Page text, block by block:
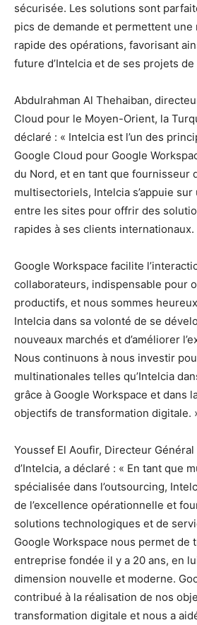
sécurisée. Les solutions sont
pics de demande et permettent une
rapide des opérations, favorisant
future d’Intelcia et de ses projets
Abdulrahman Al Thehaiban,
Cloud pour le Moyen-Orient, la
déclaré : « Intelcia est l’un des
Google Cloud pour Google
du Nord, et en tant que fournisseur
multisectoriels, Intelcia s’appuie
entre les sites pour offrir des
rapides à ses clients internationaux.
Google Workspace facilite
collaborateurs, indispensable pour
productifs, et nous sommes
Intelcia dans sa volonté de se
nouveaux marchés et d’améliorer
Nous continuons à nous investir
multinationales telles qu’Intelcia
grâce à Google Workspace et dans
objectifs de transformation digitale.
Youssef El Aoufir, Directeur
d’Intelcia, a déclaré : « En tant que
spécialisée dans l’outsourcing,
de l’excellence opérationnelle et
solutions technologiques et de
Google Workspace nous permet de
entreprise fondée il y a 20 ans, en
dimension nouvelle et moderne.
contribué à la réalisation de nos
transformation digitale et nous a